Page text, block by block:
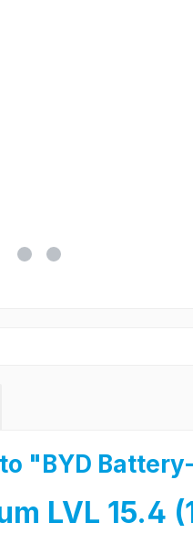
"BYD
LVL 15.4